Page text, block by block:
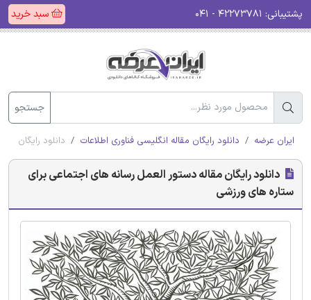
پشتیبانی: سبد خرید
جستجو
ایران عرضه دانلود رایگان مقاله انگلیسی فناوری اطلاعات دانلود رایگان
دانلود رایگان مقاله دستور العمل رسانه های اجتماعی برای
ستاره های ورزشی